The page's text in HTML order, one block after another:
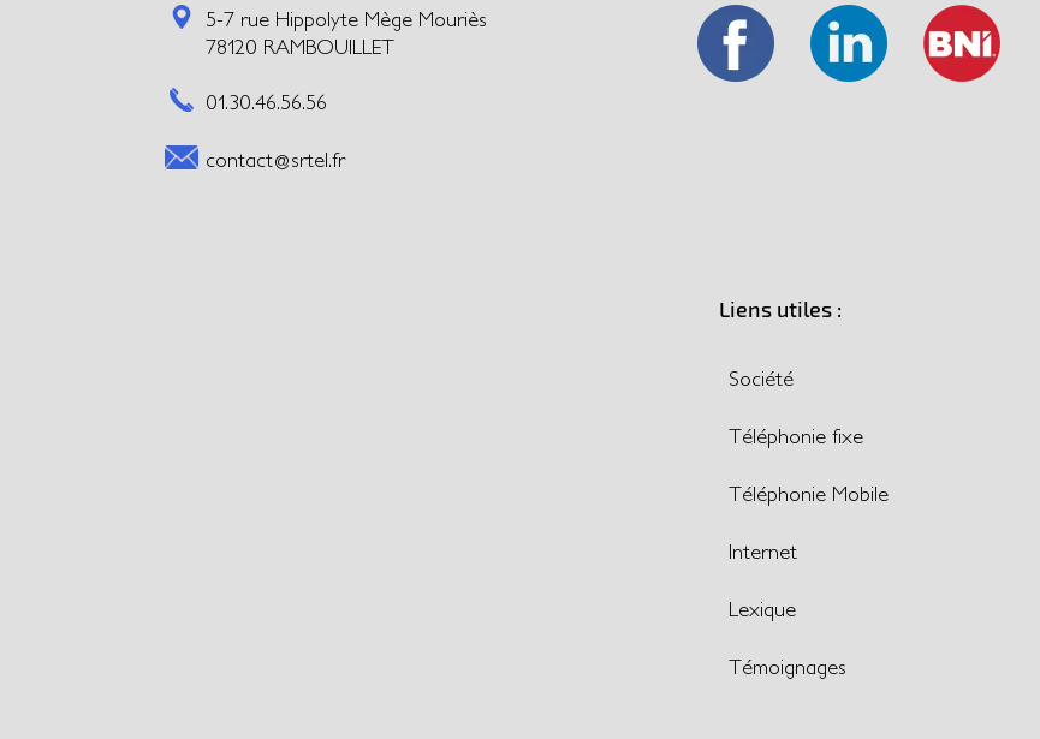
5-7 rue Hippolyte Mège Mouriès
78120 RAMBOUILLET
01.30.46.56.56
contact@srtel.fr
Liens utiles :
Société
Téléphonie fixe
Téléphonie Mobile
Internet
Lexique
Témoignages